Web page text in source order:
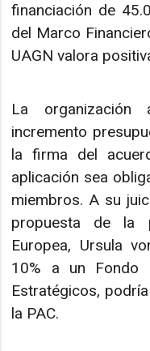
financiación de
del Marco
UAGN valora
La organización
incremento
la firma del
aplicación sea
miembros. A su
propuesta de la
Europea, Ursula
10% a un Fondo
Estratégicos,
la PAC.